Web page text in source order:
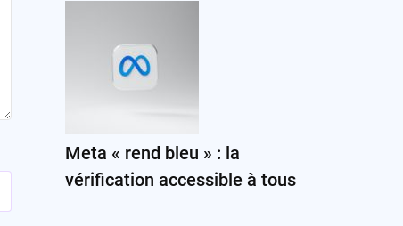
Meta « rend bleu » : la
vérification accessible à tous